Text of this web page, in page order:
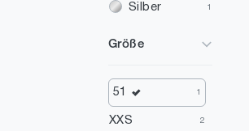
Silber 1
Größe
51 1
XXS 2